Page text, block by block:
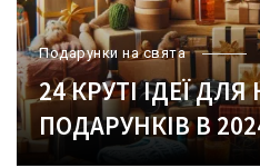
Подарунки на свята
24 КРУТІ ІДЕЇ
ПОДАРУНКІВ В